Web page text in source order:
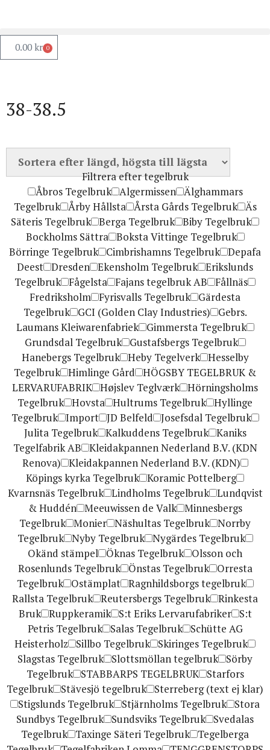
0.00 kr 0
38-38.5
Filtrera efter tegelbruk
Åbros Tegelbruk Algermissen Älghammars
Tegelbruk Årby Hållsta Årsta Gårds Tegelbruk Äs
Säteris Tegelbruk Berga Tegelbruk Biby Tegelbruk
Bockholms Sättra Boksta Vittinge Tegelbruk
Börringe Tegelbruk
Cimbrishamns Tegelbruk Depafa
Deest Dresden Ekensholm Tegelbruk Erikslunds
Tegelbruk Fågelsta Fajans tegelbruk AB
Fållnäs
Fredriksholm Fyrisvalls Tegelbruk
Gärdesta
Tegelbruk GCI (Golden Clay Industries) Gebrs.
Laumans Kleiwarenfabriek Gimmersta Tegelbruk
Grundsdal Tegelbruk Gustafsbergs Tegelbruk
Hanebergs Tegelbruk Heby Tegelverk Hesselby
Tegelbruk Himlinge Gård
HÖGSBY TEGELBRUK &
LERVARUFABRIK Højslev Teglværk Hörningsholms
Tegelbruk Hovsta Hultrums Tegelbruk Hyllinge
Tegelbruk Import JD Belfeld Josefsdal Tegelbruk
Julita Tegelbruk Kalkuddens Tegelbruk Kaniks
Tegelfabrik AB Kleidakpannen Nederland B.V. (KDN
Renova) Kleidakpannen Nederland B.V. (KDN)
Köpings kyrka Tegelbruk Koramic Pottelberg
Kvarnsnäs Tegelbruk Lindholms Tegelbruk Lundqvist
& Huddén Meeuwissen de Valk Minnesbergs
Tegelbruk Monier Näshultas Tegelbruk Norrby
Tegelbruk Nyby Tegelbruk Nygärdes Tegelbruk
Okänd stämpel
Öknas Tegelbruk
Olsson och
Rosenlunds Tegelbruk Önstas Tegelbruk Orresta
Tegelbruk Ostämplat Ragnhildsborgs tegelbruk
Rallsta Tegelbruk Reutersbergs Tegelbruk Rinkesta
Bruk Ruppkeramik S:t Eriks Lervarufabriker S:t
Petris Tegelbruk Salas Tegelbruk Schütte AG
Heisterholz
Sillbo Tegelbruk
Skiringes Tegelbruk
Slagstas Tegelbruk
Slottsmöllan tegelbruk
Sörby
Tegelbruk STABBARPS TEGELBRUK Starfors
Tegelbruk
Stävesjö tegelbruk
Sterreberg (text ej klar)
Stigslunds Tegelbruk
Stjärnholms Tegelbruk
Stora
Sundbys Tegelbruk
Sundsviks Tegelbruk
Svedalas
Tegelbruk
Taxinge Säteri Tegelbruk
Tegelberga